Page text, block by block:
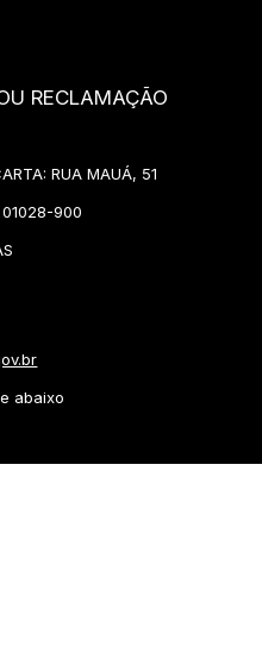
RECLAMAÇÃO
RUA MAUÁ, 51
01028-900
abaixo